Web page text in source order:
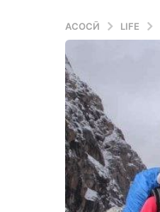
АСОСӢ LIFE